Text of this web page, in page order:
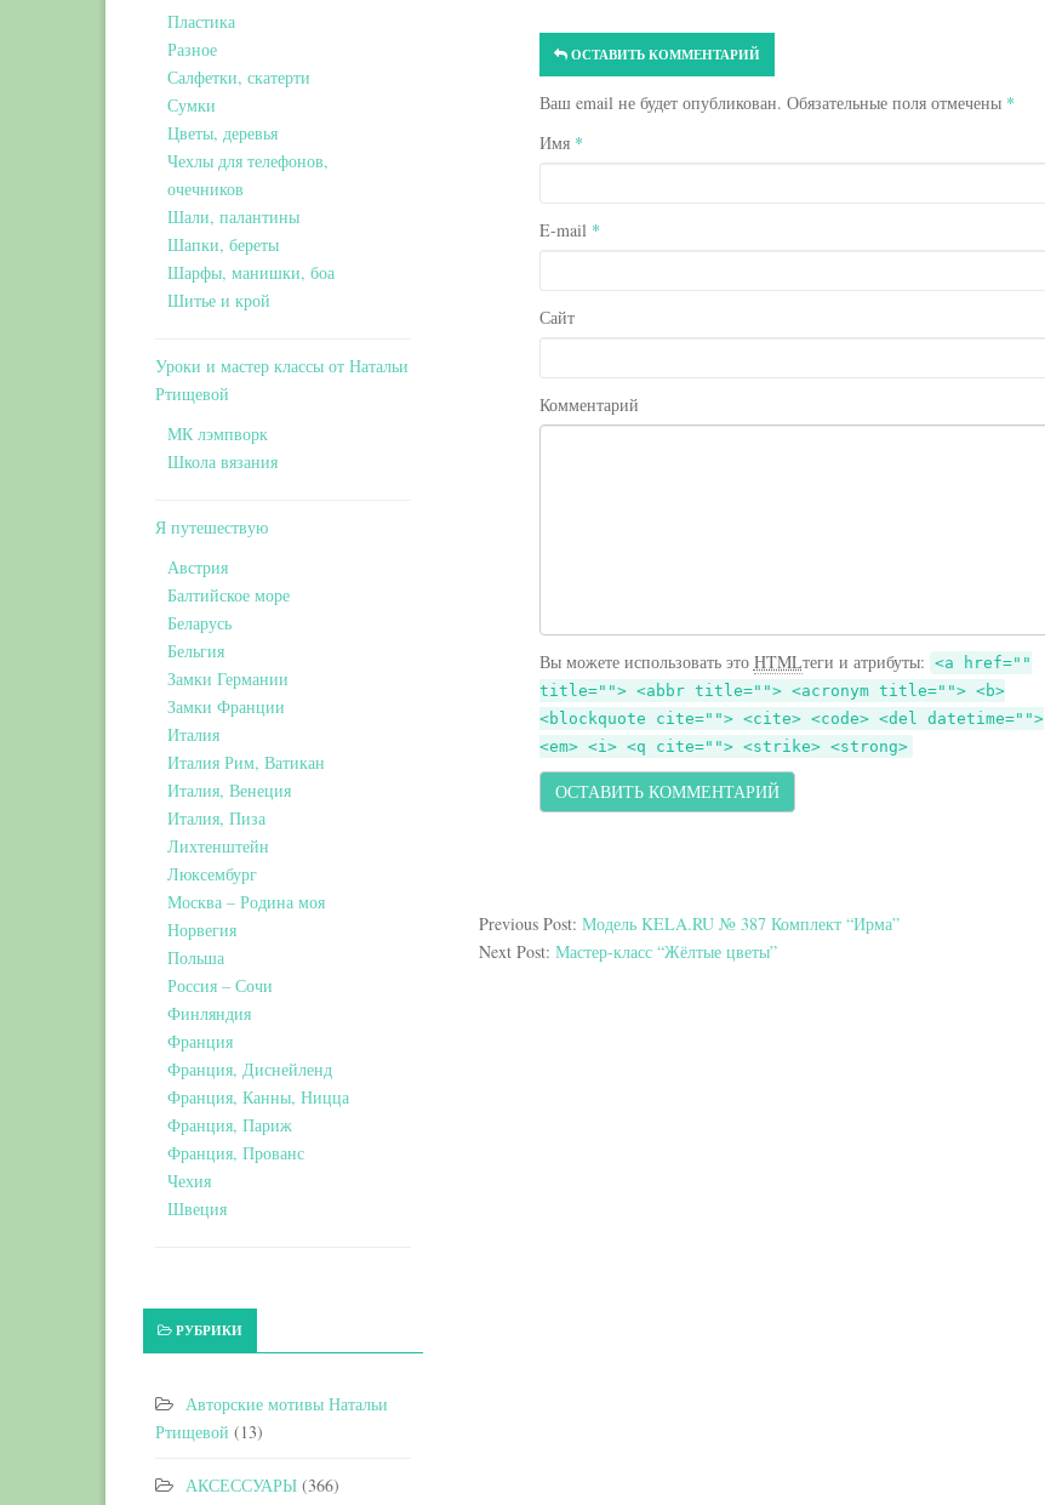
ОСТАВИТЬ КОММЕНТАРИЙ
Ваш email не будет опубликован. Обязательные поля отмечены *
Имя *
E-mail *
Сайт
Комментарий
Вы можете использовать это HTMLтеги и атрибуты: <a href=""
title=""> <abbr title=""> <acronym title=""> <b>
<blockquote cite=""> <cite> <code> <del datetime="">
<em> <i> <q cite=""> <strike> <strong>
Previous Post: Модель KELA.RU № 387 Комплект “Ирма”
Next Post: Мастер-класс “Жёлтые цветы”
Пластика
Разное
Салфетки, скатерти
Сумки
Цветы, деревья
Чехлы для телефонов,
очечников
Шали, палантины
Шапки, береты
Шарфы, манишки, боа
Шитье и крой
Уроки и мастер классы от Натальи
Ртищевой
МК лэмпворк
Школа вязания
Я путешествую
Австрия
Балтийское море
Беларусь
Бельгия
Замки Германии
Замки Франции
Италия
Италия Рим, Ватикан
Италия, Венеция
Италия, Пиза
Лихтенштейн
Люксембург
Москва – Родина моя
Норвегия
Польша
Россия – Сочи
Финляндия
Франция
Франция, Диснейленд
Франция, Канны, Ницца
Франция, Париж
Франция, Прованс
Чехия
Швеция
РУБРИКИ
Авторские мотивы Натальи
Ртищевой (13)
АКСЕССУАРЫ (366)